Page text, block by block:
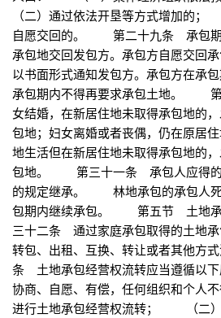
（二）通过依法开垦等方式增加的
自愿交回的。 第二十九条 承包期
承包地交回发包方。承包方自愿交回
以书面形式通知发包方。承包方在承
承包期内不得再要求承包土地。
女结婚，在新居住地未取得承包地的
包地；妇女离婚或者丧偶，仍在原居
地生活但在新居住地未取得承包地的
包地。 第三十一条 承包人应得的
的规定继承。 林地承包的承包人死
包期内继续承包。 第五节 土地
三十二条 通过家庭承包取得的土地
转包、出租、互换、转让或者其他
条 土地承包经营权流转应当遵循
协商、自愿、有偿，任何组织和个人
进行土地承包经营权流转； （二）